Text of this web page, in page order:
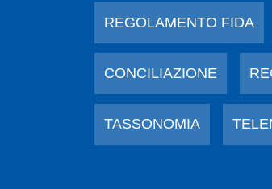
REGOLAMENTO FIDA
CONCILIAZIONE
TASSONOMIA